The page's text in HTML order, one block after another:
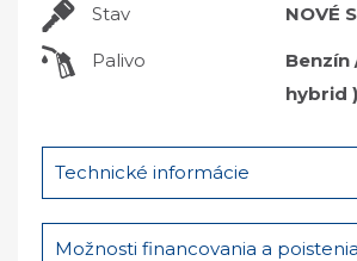
Stav NOVÉ
Palivo
Benzín
hybrid )
Technické informácie
Možnosti financovania a poistenia